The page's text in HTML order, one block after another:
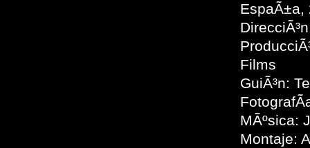
EspaÃ±a,
Films
GuiÃ³n:
MÃºsica:
Montaje: